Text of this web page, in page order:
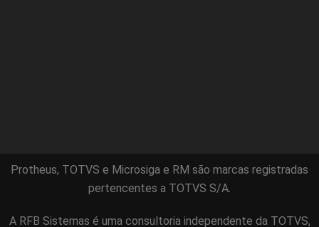
Protheus, TOTVS e Microsiga e RM são marcas registradas
pertencentes a TOTVS S/A.
A RFB Sistemas é uma consultoria independente da TOTVS,